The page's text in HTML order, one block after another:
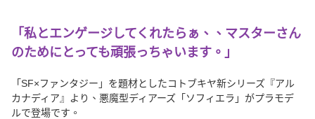
「私とエンゲージしてくれたらぁ、、マスターさん
のためにとっても頑張っちゃいます。」
「SF×ファンタジー」を題材としたコトブキヤ新シリーズ『アル
カナディア』より、悪魔型ディアーズ「ソフィエラ」がプラモデ
ルで登場です。